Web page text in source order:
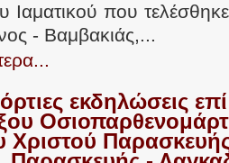
Ιαματικού που
- Βαμβακιάς,...
εκδηλώσεις